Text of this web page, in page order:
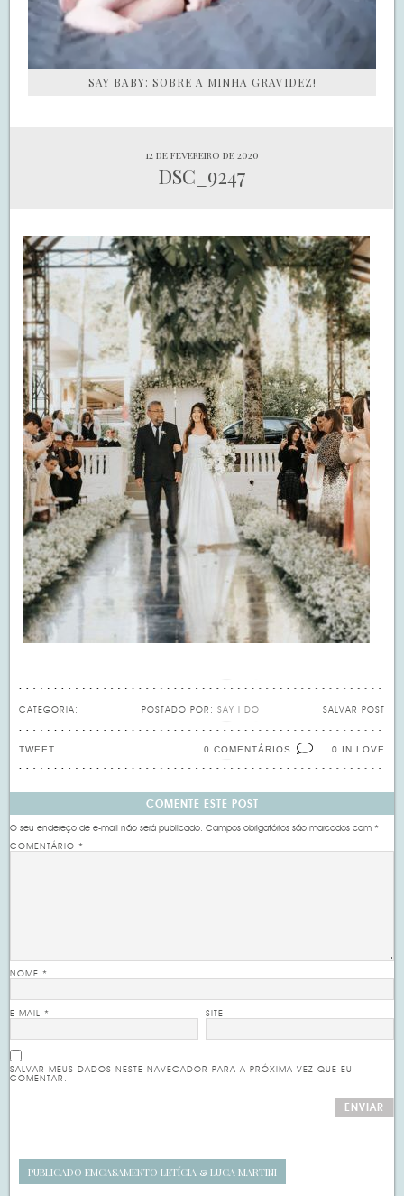
SAY BABY: SOBRE A MINHA GRAVIDEZ!
12 de fevereiro de 2020
DSC_9247
CATEGORIA: SALVAR POST
POSTADO POR: SAY I DO
0 IN LOVE
0 COMENTÁRIOS
TWEET
COMENTE ESTE POST
O seu endereço de e-mail não será publicado. Campos obrigatórios são marcados com*
COMENTÁRIO*
NOME*
E-MAIL* SITE
SALVAR MEUS DADOS NESTE NAVEGADOR PARA A PRÓXIMA VEZ QUE EU
COMENTAR.
PUBLICADO EMCASAMENTO LETÍCIA & LUCA MARTINI